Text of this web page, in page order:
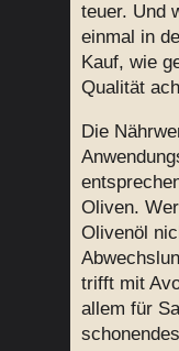
teuer. Und
einmal in
Kauf, wie
Qualität
Die
Oliven.
Olivenöl
trifft mit
allem für